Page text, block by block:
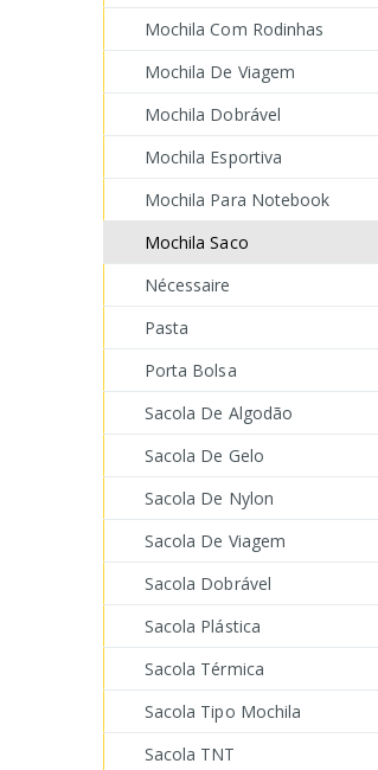
Mochila Com Rodinhas
Mochila De Viagem
Mochila Dobrável
Mochila Esportiva
Mochila Para Notebook
Mochila Saco
Nécessaire
Pasta
Porta Bolsa
Sacola De Algodão
Sacola De Gelo
Sacola De Nylon
Sacola De Viagem
Sacola Dobrável
Sacola Plástica
Sacola Térmica
Sacola Tipo Mochila
Sacola TNT